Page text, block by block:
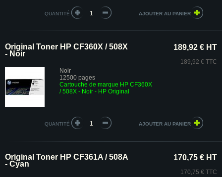
QUANTITÉ
Original Toner HP CF360X / 508X
- Noir
Noir
12500 pages
Cartouche de marque HP CF360X
/ 508X - Noir - HP Original
189,92 € HT
189,92 € TTC
QUANTITÉ
Original Toner HP CF361A / 508A
- Cyan
170,75 € HT
170,75 € TTC